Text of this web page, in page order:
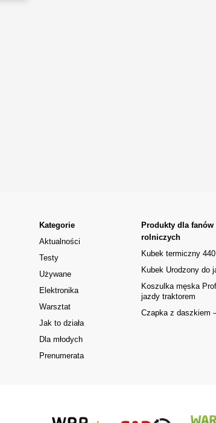
Kategorie
Aktualności
Testy
Używane
Elektronika
Warsztat
Jak to działa
Dla młodych
Prenumerata
Produkty dla fanów
rolniczych
Kubek termiczny
Kubek Urodzony do
Koszulka męska
jazdy traktorem
Czapka z daszkiem